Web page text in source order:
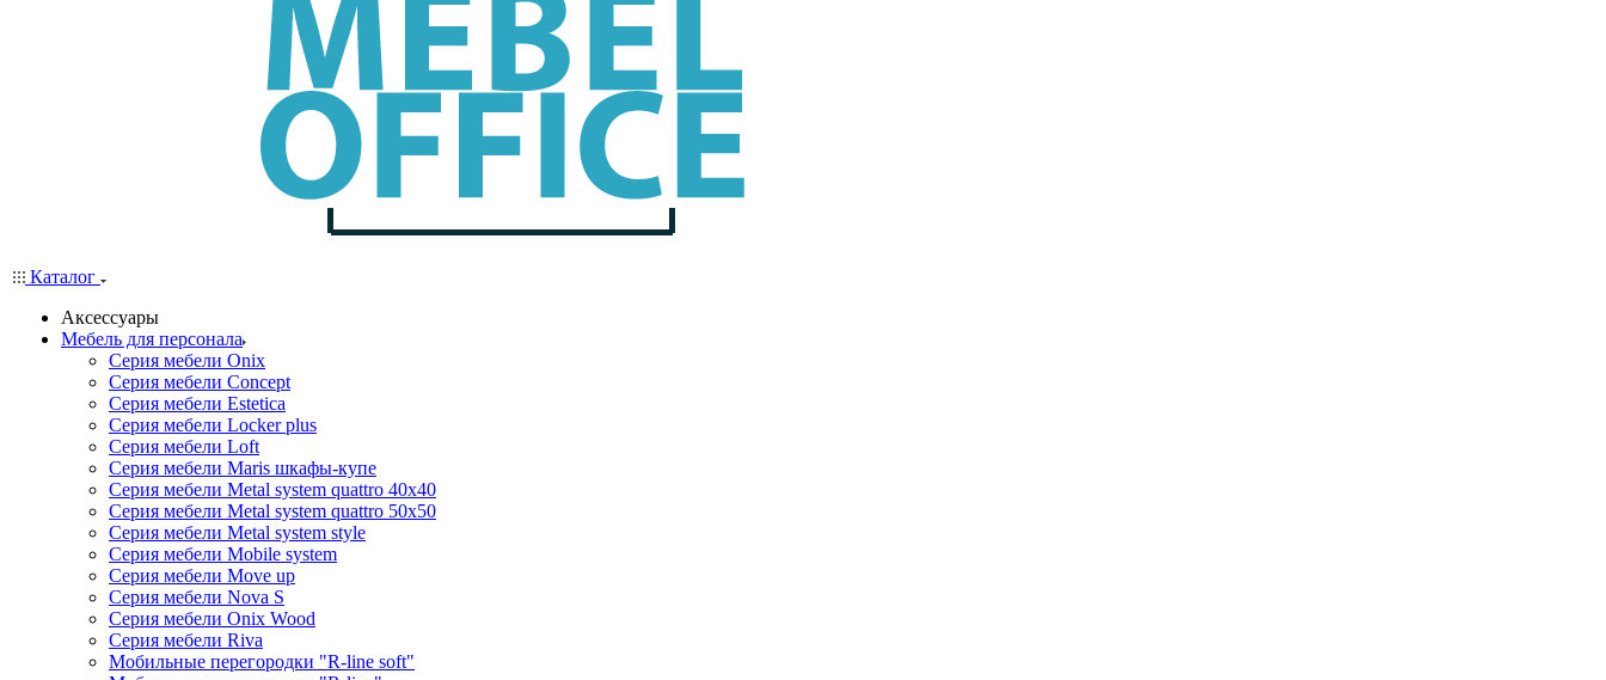
Каталог
Аксессуары
Мебель для персонала
Серия мебели Onix
Серия мебели Concept
Серия мебели Estetica
Серия мебели Locker plus
Серия мебели Loft
Серия мебели Maris шкафы-купе
Серия мебели Metal system quattro 40x40
Серия мебели Metal system quattro 50x50
Серия мебели Metal system style
Серия мебели Mobile system
Серия мебели Move up
Серия мебели Nova S
Серия мебели Onix Wood
Серия мебели Riva
Мобильные перегородки "R-line soft"